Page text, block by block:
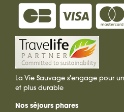
La Vie Sauvage s'engage pour
et plus durable
Nos séjours phares